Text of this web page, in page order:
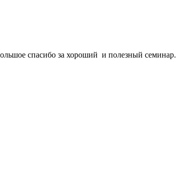
спасибо за хороший и полезный семинар.